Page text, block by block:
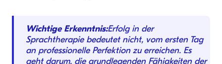
Wichtige Erkenntnis:Erfolg in der
Sprachtherapie bedeutet nicht, vom ersten Tag
an professionelle Perfektion zu erreichen. Es
geht darum, die grundlegenden Fähigkeiten der